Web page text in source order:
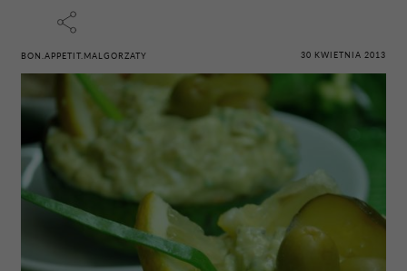
BON.APPETIT.MALGORZATY 30 KWIETNIA 2013